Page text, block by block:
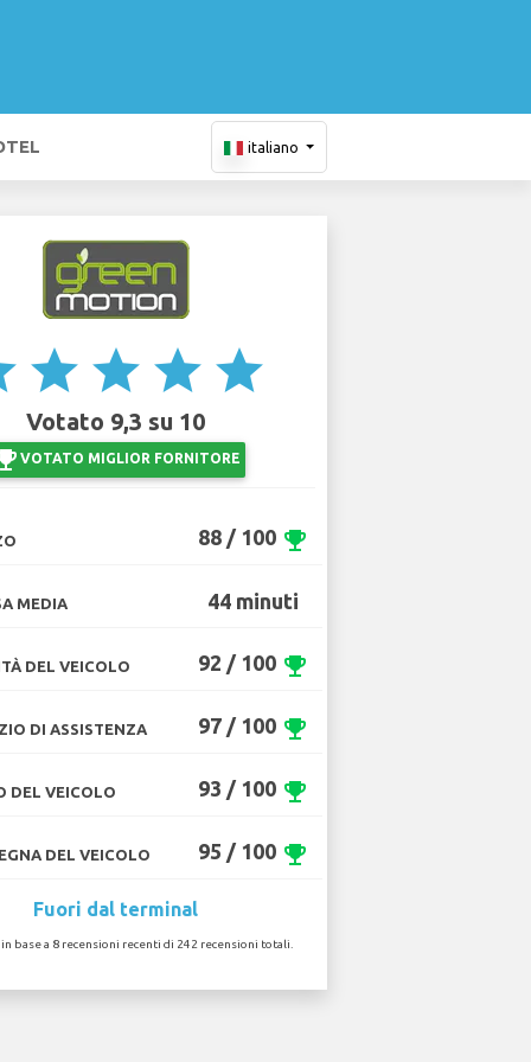
italiano
star star star star
Votato 9,3 su 10
VOTATO MIGLIOR FORNITORE
88 / 100 emoji_events
MEDIA 44 minuti
DEL VEICOLO 92 / 100 emoji_events
DI ASSISTENZA 97 / 100 emoji_events
DEL VEICOLO 93 / 100 emoji_events
DEL VEICOLO 95 / 100 emoji_events
Fuori dal terminal
base a 8 recensioni recenti di 242 recensioni totali.